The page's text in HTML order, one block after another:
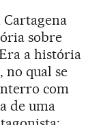
Cartagena
sobre
a história
no qual se
com
de uma